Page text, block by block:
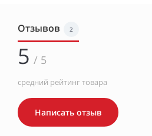
Отзывов 2
5 / 5
средний рейтинг товара
Написать отзыв